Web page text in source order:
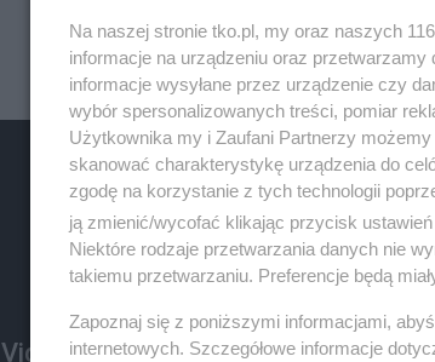
Na naszej stronie tko.pl, my oraz naszych
informacje na urządzeniu oraz
informacje wysyłane przez urządzenie czy
wybór spersonalizowanych treści, pomiar
Użytkownika my i Zaufani Partnerzy
skanować charakterystykę urządzenia do
zgodę na korzystanie z tych technologii
ją zmienić/wycofać klikając przycisk
Niektóre rodzaje przetwarzania danych nie
takiemu przetwarzaniu. Preferencje będą
Zapoznaj się z poniższymi informacjami,
internetowych. Szczegółowe informacje